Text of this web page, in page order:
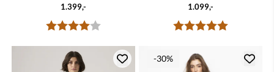
Karakter:
Volume
1.399,-
Karakter:
1.099,-
-30%